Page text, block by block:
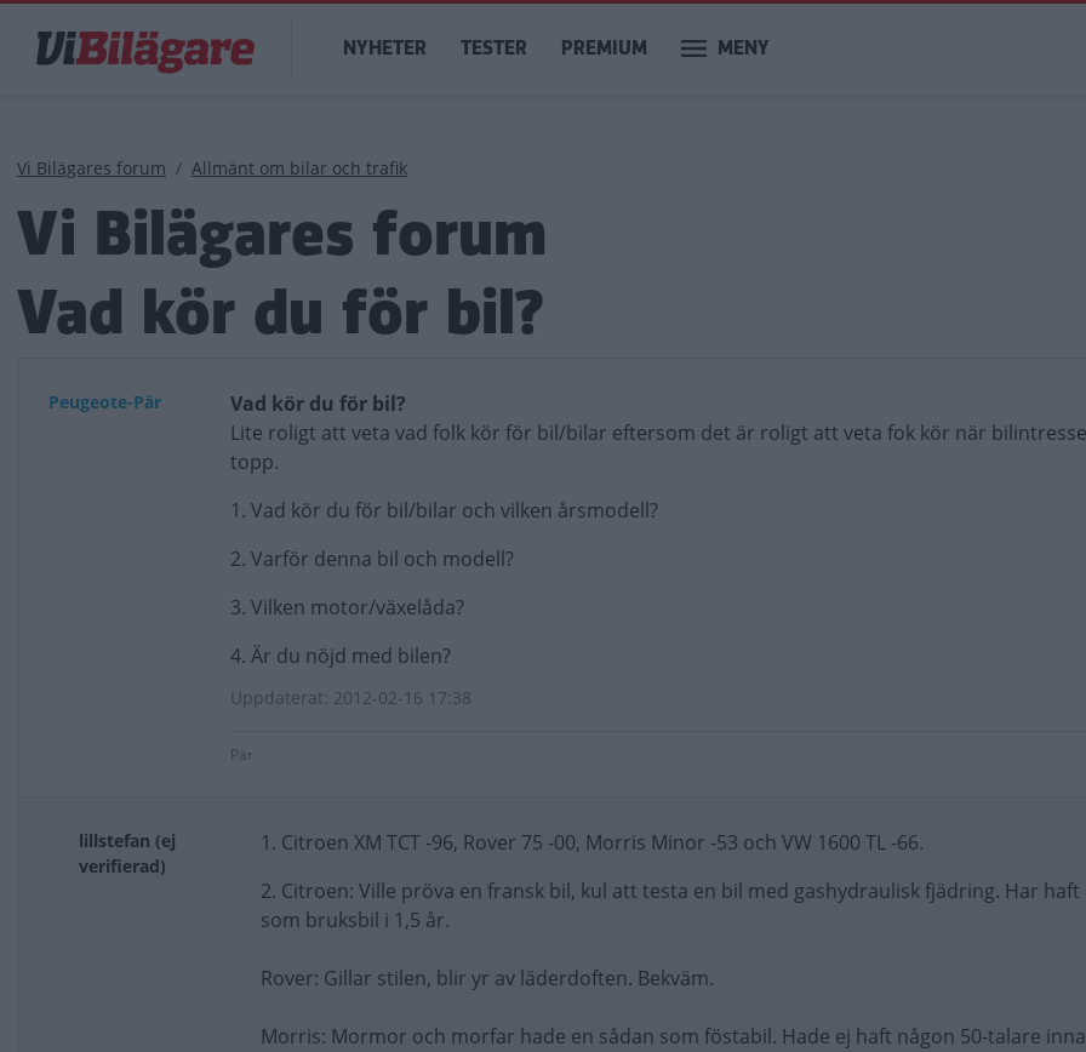
huvudinnehåll
Main
navigation
NYHETER TESTER PREMIUM MENY
Länkstig
Vi Bilägares forum Allmänt om bilar och trafik
Vi Bilägares forum
Vad kör du för bil?
Peugeote-Pär
Vad kör du för bil?
Lite roligt att veta vad folk kör för bil/bilar eftersom det är roligt att veta fok kör när
topp.
1. Vad kör du för bil/bilar och vilken årsmodell?
2. Varför denna bil och modell?
3. Vilken motor/växelåda?
4. Är du nöjd med bilen?
Uppdaterat: 2012-02-16 17:38
Pär
lillstefan (ej
verifierad)
1. Citroen XM TCT -96, Rover 75 -00, Morris Minor -53 och VW 1600 TL -66.
2. Citroen: Ville pröva en fransk bil, kul att testa en bil med gashydraulisk fjädring. Har haft
som bruksbil i 1,5 år.
Rover: Gillar stilen, blir yr av läderdoften. Bekväm.
Morris: Mormor och morfar hade en sådan som föstabil. Hade ej haft någon 50-talare